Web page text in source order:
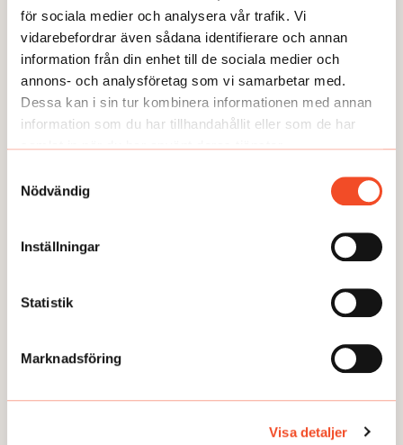
för sociala medier och analysera vår trafik. Vi
vidarebefordrar även sådana identifierare och annan
information från din enhet till de sociala medier och
annons- och analysföretag som vi samarbetar med.
Dessa kan i sin tur kombinera informationen med annan
information som du har tillhandahållit eller som de har
samlat in när du har använt deras tjänster.
Nödvändig
Inställningar
Statistik
Marknadsföring
Visa detaljer
Rekordfå får livränta
Publicerad: 2026-06-16
Publicerad:2026-06-03